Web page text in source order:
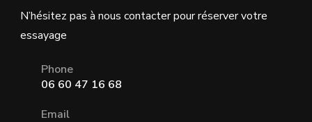
N’hésitez pas à nous contacter pour réserver votre
essayage
Phone
06 60 47 16 68
Email